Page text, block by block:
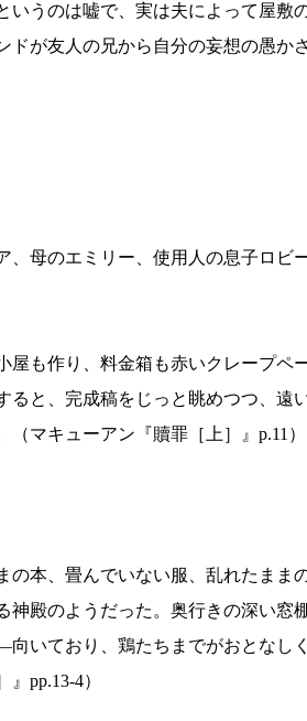
うのは嘘で、実は夫によって屋敷
が友人の兄から自分の妄想の愚か
母のエミリー、使用人の息子ロビ
屋も作り、料金箱も赤いクレープ
と、完成稿をじっと眺めつつ、遠
マキューアン『贖罪［上］』p.11）
本、畳んでいない服、乱れたまま
殿のようだった。奥行きの深い窓
いており、鶏たちまでがおとなし
pp.13-4）